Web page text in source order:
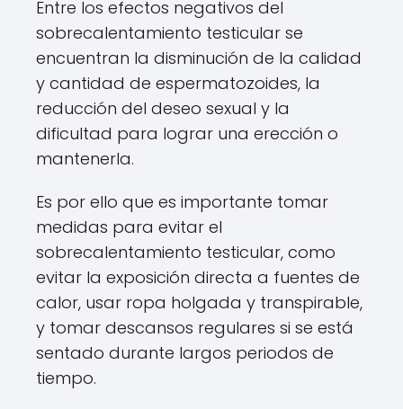
Entre los efectos negativos del
sobrecalentamiento testicular se
encuentran la disminución de la calidad
y cantidad de espermatozoides, la
reducción del deseo sexual y la
dificultad para lograr una erección o
mantenerla.
Es por ello que es importante tomar
medidas para evitar el
sobrecalentamiento testicular, como
evitar la exposición directa a fuentes de
calor, usar ropa holgada y transpirable,
y tomar descansos regulares si se está
sentado durante largos periodos de
tiempo.